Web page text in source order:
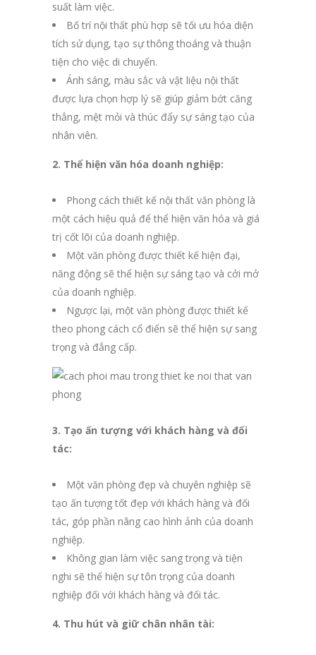
suất làm việc.
Bố trí nội thất phù hợp sẽ tối ưu hóa diện
tích sử dụng, tạo sự thông thoáng và thuận
tiện cho việc di chuyển.
Ánh sáng, màu sắc và vật liệu nội thất
được lựa chọn hợp lý sẽ giúp giảm bớt căng
thẳng, mệt mỏi và thúc đẩy sự sáng tạo của
nhân viên.
2. Thể hiện văn hóa doanh nghiệp:
Phong cách thiết kế nội thất văn phòng là
một cách hiệu quả để thể hiện văn hóa và giá
trị cốt lõi của doanh nghiệp.
Một văn phòng được thiết kế hiện đại,
năng động sẽ thể hiện sự sáng tạo và cởi mở
của doanh nghiệp.
Ngược lại, một văn phòng được thiết kế
theo phong cách cổ điển sẽ thể hiện sự sang
trọng và đẳng cấp.
3. Tạo ấn tượng với khách hàng và đối
tác:
Một văn phòng đẹp và chuyên nghiệp sẽ
tạo ấn tượng tốt đẹp với khách hàng và đối
tác, góp phần nâng cao hình ảnh của doanh
nghiệp.
Không gian làm việc sang trọng và tiện
nghi sẽ thể hiện sự tôn trọng của doanh
nghiệp đối với khách hàng và đối tác.
4. Thu hút và giữ chân nhân tài: